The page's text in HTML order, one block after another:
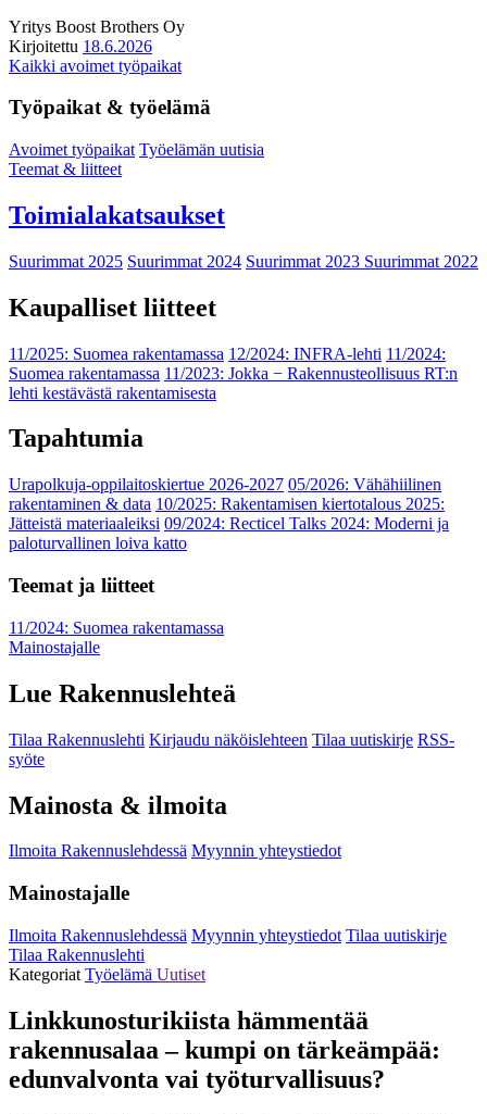
Yritys Boost Brothers Oy
Kirjoitettu 18.6.2026
Kaikki avoimet työpaikat
Työpaikat & työelämä
Avoimet työpaikat Työelämän uutisia
Teemat & liitteet
Toimialakatsaukset
Suurimmat 2025 Suurimmat 2024 Suurimmat 2023 Suurimmat 2022
Kaupalliset liitteet
11/2025: Suomea rakentamassa 12/2024: INFRA-lehti 11/2024:
Suomea rakentamassa 11/2023: Jokka − Rakennusteollisuus RT:n
lehti kestävästä rakentamisesta
Tapahtumia
Urapolkuja-oppilaitoskiertue 2026-2027 05/2026: Vähähiilinen
rakentaminen & data 10/2025: Rakentamisen kiertotalous 2025:
Jätteistä materiaaleiksi 09/2024: Recticel Talks 2024: Moderni ja
paloturvallinen loiva katto
Teemat ja liitteet
11/2024: Suomea rakentamassa
Mainostajalle
Lue Rakennuslehteä
Tilaa Rakennuslehti Kirjaudu näköislehteen Tilaa uutiskirje RSS-
syöte
Mainosta & ilmoita
Ilmoita Rakennuslehdessä Myynnin yhteystiedot
Mainostajalle
Ilmoita Rakennuslehdessä Myynnin yhteystiedot Tilaa uutiskirje
Tilaa Rakennuslehti
Kategoriat Työelämä Uutiset
Linkkunosturikiista hämmentää
rakennusalaa – kumpi on tärkeämpää:
edunvalvonta vai työturvallisuus?